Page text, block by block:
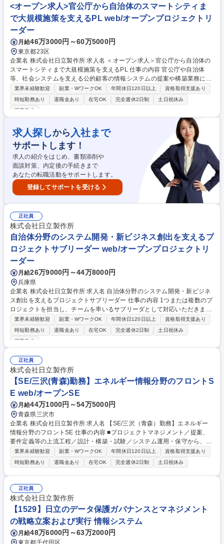
体分野システム開発・新ビジネス創出を支えるシステムエンジニア
<オープン求人>官公庁から自治体のスマートシティま
で大規模施策を支えるPL web/オープンプロジェクトリ
ーダー
月給46万3000円～60万5000円
東京都23区
企業名 株式会社日立製作所 求人名 ＜オープン求人＞官公庁から自治体の
スマートシティまで大規模施策を支えるPL 仕事の内容 官公庁や自治体
等、社会システムを支える公的顧客の情報システムの提案や構築業務に従
事していただきます。プロジェクトマネージャーの元で、大規模プロジェ
クトのマネジメントを担っていただきます。 ▼設計・開発 ・システム開
発、インフラ構築における大規模プロジェクトの全体的なマネジメントチ
るプロジェクト計画を立案 ・プロジェクト遂行中に発生する問題について
の取り纏め、顧客との交渉を含めた調整業務 ・プロジェクトの進捗管理、
品質管理等のマネジメント業務 【備考欄へ続く】 募集職種 ＜オープン求
人＞官公庁から自治体のスマートシティまで大規模施策を支えるPL
業界未経験歓迎 副業・WワークOK 年間休日120日以上
資格取得支援あり
時短勤務あり
退職金あり 在宅OK 完全週休2日制
土日祝休み
服装自由
求人探しから 入社まで
サポートします！
求人の紹介をはじめ、書類添削や
面談対策、内定後の手続きまで
あなたの転職活動をサポートします。
登録してサポートを受ける
正社員
株式会社日立製作所
自治体分野のシステム開発・新ビジネス創出を支えるプ
ロジェクトサブリーダー web/オープンプロジェクトリ
ーダー
月給26万9000円～44万8000円
兵庫県
企業名 株式会社日立製作所 求人名 自治体分野のシステム開発・新ビジネ
ス創出を支えるプロジェクトサブリーダー 仕事の内容 1つまたは複数のプ
ロジェクトを担当し、チームを率いるサブリーダとして対応いただきま
す。 プロジェクトのビジョンと計画書の作成に重点を置き、プロジェクト
全体の推進、報告、およびパフォーマンスを管理するとともに、期待され
る納期、予算、および対象範囲を守る立場としてプロジェクトを推進いた
ース・リスク・問題等のプロジェクトの管理全般を行います。利害関係者
との関係構築を図り、ニーズおよび懸念事項を確認・対応いただきます。
募集職種 自治体分野のシステム開発・新ビジネス創出を支えるプロジェク
トサブリーダー
業界未経験歓迎 副業・WワークOK 年間休日120日以上
資格取得支援あり
時短勤務あり
退職金あり 在宅OK 完全週休2日制
土日祝休み
服装自由
正社員
株式会社日立製作所
【SE/三沢(青森)勤務】エネルギー情報分野のフロントS
E web/オープンSE
月給44万1000円～54万5000円
青森県三沢市
企業名 株式会社日立製作所 求人名 【SE/三沢（青森）勤務】エネルギー
情報分野のフロントSE 仕事の内容 ■プロジェクトマネジメント／提案、
要件定義等の上流工程／設計・構築・試験／システム運用・保守から、個
人のスキルやご要望に合わせてアサインします。 ■お客様提案を行うとと
もに、開発計画を立案し実際のシステム開発を実施して頂きます。開発プ
ロジェクトにおいては、要件定義工程から総合試験までの工程に関して、
お客様及び日立内他チームとのコミュニケーションを図りながら工程を推
進するとともに、課題・問題点の抽出～解決を図ります。チーム内につい
ては、パートナー側リーダーと共に、品質・進捗・作業の管理・評価・対
策を実施頂きます。 募集職種 【SE/三沢（青森）勤務】エネルギー情報分
野のフロントSE
業界未経験歓迎 副業・WワークOK 年間休日120日以上
資格取得支援あり
時短勤務あり
退職金あり 在宅OK 完全週休2日制 土日祝休み
正社員
株式会社日立製作所
【1529】日立のデータ保護ガバナンスとマネジメント
の戦略立案および実行 情報システム
月給48万6000円～63万2000円
東京都千代田区